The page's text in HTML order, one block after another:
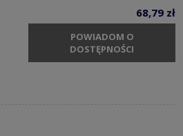
68,79 zł
POWIADOM O
DOSTĘPNOŚCI